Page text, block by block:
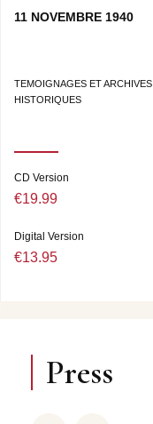
11 NOVEMBRE 1940
TEMOIGNAGES ET ARCHIVES
HISTORIQUES
CD Version
€19.99
Digital Version
€13.95
Press